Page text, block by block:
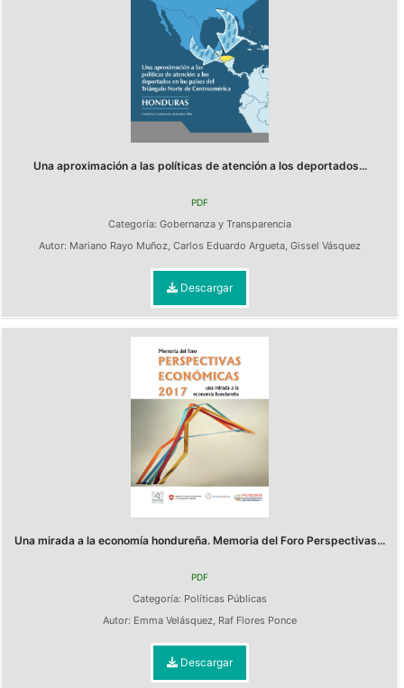
Una aproximación a las políticas de atención a los deportados...
PDF
Categoría: Gobernanza y Transparencia
Autor: Mariano Rayo Muñoz, Carlos Eduardo Argueta, Gissel Vásquez
Descargar
Una mirada a la economía hondureña. Memoria del Foro Perspectivas...
PDF
Categoría: Políticas Públicas
Autor: Emma Velásquez, Raf Flores Ponce
Descargar